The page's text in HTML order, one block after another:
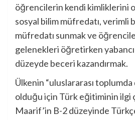
öğrencilerin kendi kimliklerini
sosyal bilim müfredatı, verimli
müfredatı sunmak ve
gelenekleri öğretirken
düzeyde beceri kazandırmak.
Ülkenin “uluslararası
olduğu için Türk eğitiminin ilgi
Maarif’in B-2 düzeyinde